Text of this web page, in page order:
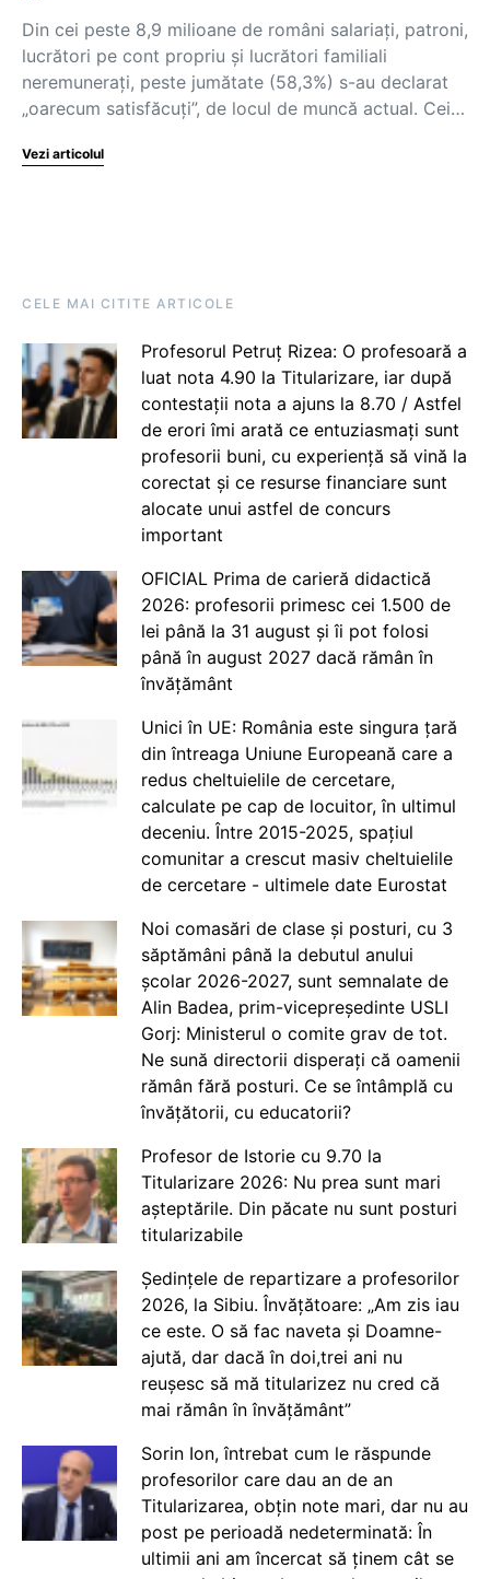
Din cei peste 8,9 milioane de români salariați, patroni,
lucrători pe cont propriu și lucrători familiali
neremunerați, peste jumătate (58,3%) s-au declarat
„oarecum satisfăcuți”, de locul de muncă actual. Cei…
Vezi articolul
CELE MAI CITITE ARTICOLE
Profesorul Petruț Rizea: O profesoară a
luat nota 4.90 la Titularizare, iar după
contestații nota a ajuns la 8.70 / Astfel
de erori îmi arată ce entuziasmați sunt
profesorii buni, cu experiență să vină la
corectat și ce resurse financiare sunt
alocate unui astfel de concurs
important
OFICIAL Prima de carieră didactică
2026: profesorii primesc cei 1.500 de
lei până la 31 august și îi pot folosi
până în august 2027 dacă rămân în
învățământ
Unici în UE: România este singura țară
din întreaga Uniune Europeană care a
redus cheltuielile de cercetare,
calculate pe cap de locuitor, în ultimul
deceniu. Între 2015-2025, spațiul
comunitar a crescut masiv cheltuielile
de cercetare - ultimele date Eurostat
Noi comasări de clase și posturi, cu 3
săptămâni până la debutul anului
școlar 2026-2027, sunt semnalate de
Alin Badea, prim-vicepreședinte USLI
Gorj: Ministerul o comite grav de tot.
Ne sună directorii disperați că oamenii
rămân fără posturi. Ce se întâmplă cu
învățătorii, cu educatorii?
Profesor de Istorie cu 9.70 la
Titularizare 2026: Nu prea sunt mari
așteptările. Din păcate nu sunt posturi
titularizabile
Ședințele de repartizare a profesorilor
2026, la Sibiu. Învățătoare: „Am zis iau
ce este. O să fac naveta și Doamne-
ajută, dar dacă în doi,trei ani nu
reușesc să mă titularizez nu cred că
mai rămân în învățământ”
Sorin Ion, întrebat cum le răspunde
profesorilor care dau an de an
Titularizarea, obțin note mari, dar nu au
post pe perioadă nedeterminată: În
ultimii ani am încercat să ținem cât se